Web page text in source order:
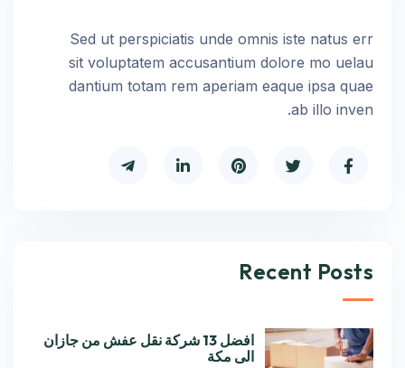
Sed ut perspiciatis unde omnis iste natus err
sit voluptatem accusantium dolore mo uelau
dantium totam rem aperiam eaque ipsa quae
ab illo inven.
Recent Posts
افضل 13 شركة نقل عفش من جازان
الى مكة